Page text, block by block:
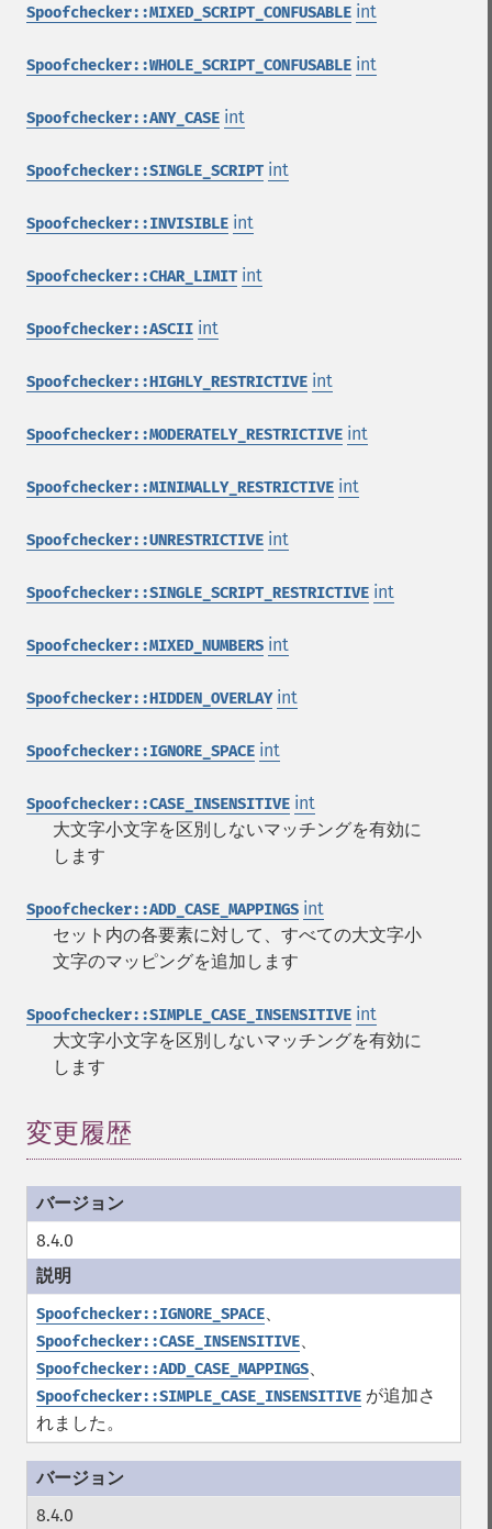
Spoofchecker::MIXED_SCRIPT_CONFUSABLE int
Spoofchecker::WHOLE_SCRIPT_CONFUSABLE int
Spoofchecker::ANY_CASE int
Spoofchecker::SINGLE_SCRIPT int
Spoofchecker::INVISIBLE int
Spoofchecker::CHAR_LIMIT int
Spoofchecker::ASCII int
Spoofchecker::HIGHLY_RESTRICTIVE int
Spoofchecker::MODERATELY_RESTRICTIVE int
Spoofchecker::MINIMALLY_RESTRICTIVE int
Spoofchecker::UNRESTRICTIVE int
Spoofchecker::SINGLE_SCRIPT_RESTRICTIVE int
Spoofchecker::MIXED_NUMBERS int
Spoofchecker::HIDDEN_OVERLAY int
Spoofchecker::IGNORE_SPACE int
Spoofchecker::CASE_INSENSITIVE int
大文字小文字を区別しないマッチングを有効に
します
Spoofchecker::ADD_CASE_MAPPINGS int
セット内の各要素に対して、すべての大文字小
文字のマッピングを追加します
Spoofchecker::SIMPLE_CASE_INSENSITIVE int
大文字小文字を区別しないマッチングを有効に
します
変更履歴
8.4.0
Spoofchecker::IGNORE_SPACE、
Spoofchecker::CASE_INSENSITIVE、
Spoofchecker::ADD_CASE_MAPPINGS、
Spoofchecker::SIMPLE_CASE_INSENSITIVE が追加さ
れました。
8.4.0